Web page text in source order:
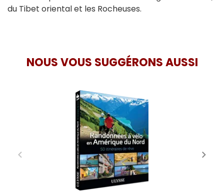
du Tibet oriental et les Rocheuses.
NOUS VOUS SUGGÉRONS AUSSI